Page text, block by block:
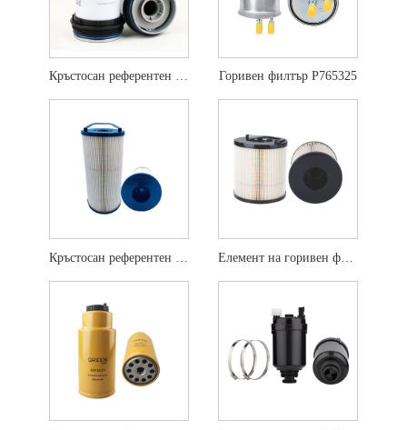
Кръстосан референтен филтър за гориво 837079726 Горивен филтър P765325
Кръстосан референтен филтър за горивен елемент FS20203 Елемент на горивен филтър FS20403